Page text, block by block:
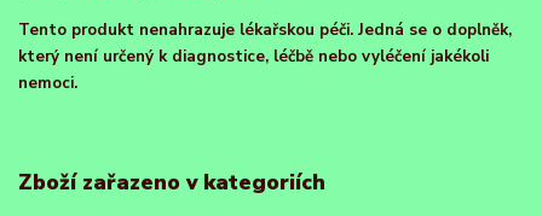
Tento produkt nenahrazuje lékařskou péči. Jedná se o doplněk,
který není určený k diagnostice, léčbě nebo vyléčení jakékoli
nemoci.
Zboží zařazeno v kategoriích